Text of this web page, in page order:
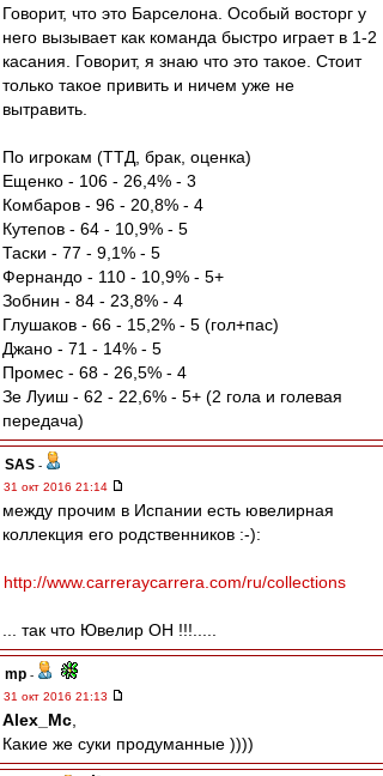
Говорит, что это Барселона. Особый восторг у
него вызывает как команда быстро играет в 1-2
касания. Говорит, я знаю что это такое. Стоит
только такое привить и ничем уже не
вытравить.
По игрокам (ТТД, брак, оценка)
Ещенко - 106 - 26,4% - 3
Комбаров - 96 - 20,8% - 4
Кутепов - 64 - 10,9% - 5
Таски - 77 - 9,1% - 5
Фернандо - 110 - 10,9% - 5+
Зобнин - 84 - 23,8% - 4
Глушаков - 66 - 15,2% - 5 (гол+пас)
Джано - 71 - 14% - 5
Промес - 68 - 26,5% - 4
Зе Луиш - 62 - 22,6% - 5+ (2 гола и голевая
передача)
SAS -
31 окт 2016 21:14
между прочим в Испании есть ювелирная
коллекция его родственников :-):
http://www.carreraycarrera.com/ru/collections
... так что Ювелир ОН !!!.....
mp -
31 окт 2016 21:13
Alex_Mc
Какие же суки продуманные ))))